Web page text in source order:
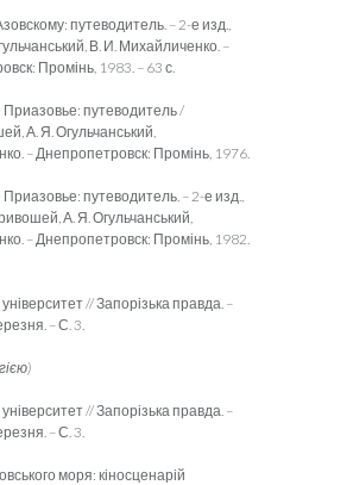
путеводитель. – 2-е изд.,
В. И. Ми­хайличенко. –
: Промінь, 1983. – 63 с.
путеводитель /
А. Я. Огульчан­ський,
– Днепропетровск: Промінь, 1976.
путеводитель. – 2-е изд.,
А. Я. Огульчанський,
– Днепропетровск: Промінь, 1982.
// Запорізька правда. –
– С. 3.
// Запорізька правда. –
– С. 3.
моря: кіносценарій